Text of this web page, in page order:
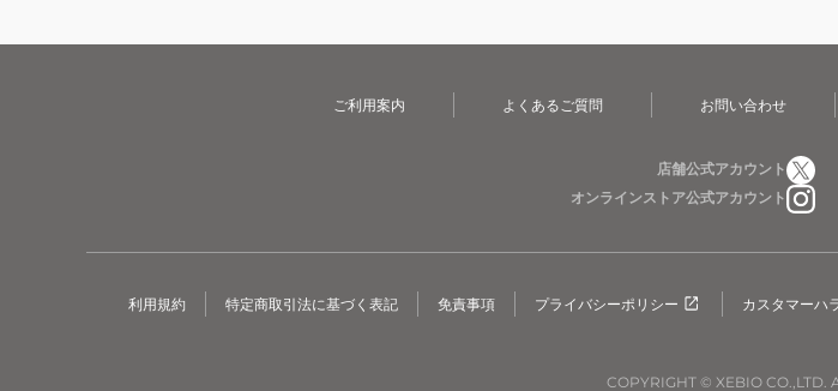
ご利用案内 よくあるご質問 お問い合わせ
店舗公式アカウント
オンラインストア公式アカウント
利用規約 特定商取引法に基づく表記 免責事項 プライバシーポリシー カスタマーハ
COPYRIGHT © XEBIO CO.,LTD.